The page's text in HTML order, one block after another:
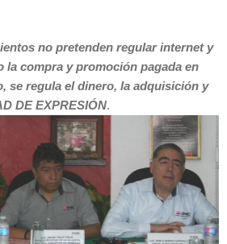
no pretenden regular internet y
la compra y promoción pagada en
se regula el dinero, la adquisición y
DE EXPRESIÓN.